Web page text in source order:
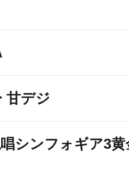
甘デジ
シンフォギア3